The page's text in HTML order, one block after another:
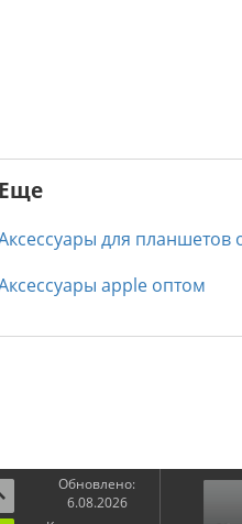
Еще
для планшетов
apple оптом
Обновлено:
6.08.2026